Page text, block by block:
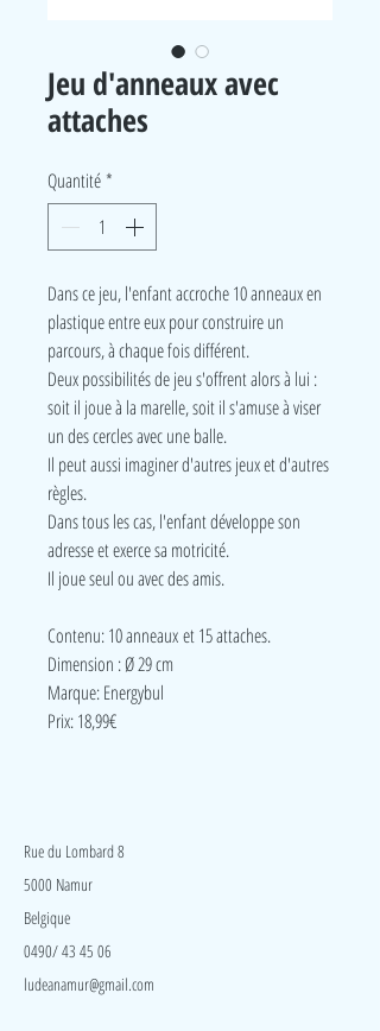
Jeu d'anneaux avec
attaches
Quantité *
Dans ce jeu, l'enfant accroche 10 anneaux en
plastique entre eux pour construire un
parcours, à chaque fois différent.
Deux possibilités de jeu s'offrent alors à lui :
soit il joue à la marelle, soit il s'amuse à viser
un des cercles avec une balle.
Il peut aussi imaginer d'autres jeux et d'autres
règles.
Dans tous les cas, l'enfant développe son
adresse et exerce sa motricité.
Il joue seul ou avec des amis.
Contenu: 10 anneaux et 15 attaches.
Dimension : Ø 29 cm
Marque: Energybul
Prix: 18,99€
Rue du Lombard 8
5000 Namur
Belgique
0490/ 43 45 06
ludeanamur@gmail.com